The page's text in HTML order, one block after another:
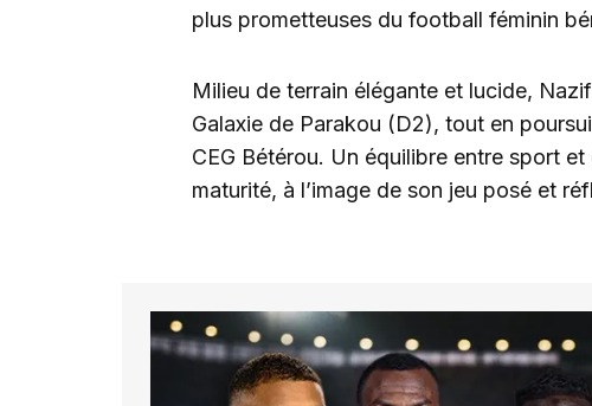
plus prometteuses du football féminin
Milieu de terrain élégante et lucide,
Galaxie de Parakou (D2), tout en
CEG Bétérou. Un équilibre entre sport
maturité, à l’image de son jeu posé et